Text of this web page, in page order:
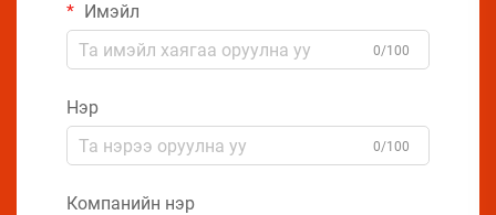
Имэйл
0/100
Нэр
0/100
Компанийн нэр